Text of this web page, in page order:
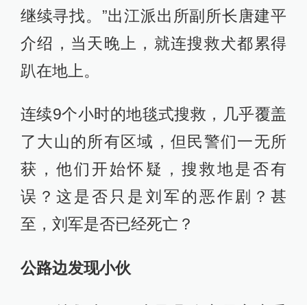
继续寻找。”出江派出所副所长唐建平
介绍，当天晚上，就连搜救犬都累得
趴在地上。
连续9个小时的地毯式搜救，几乎覆盖
了大山的所有区域，但民警们一无所
获，他们开始怀疑，搜救地是否有
误？这是否只是刘军的恶作剧？甚
至，刘军是否已经死亡？
公路边发现小伙